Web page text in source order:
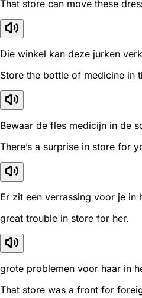
That store can move these
Die winkel kan deze jurken
Store the bottle of medicine in
Bewaar de fles medicijn in de
There’s a surprise in store for
Er zit een verrassing voor je in
great trouble in store for her.
grote problemen voor haar in
That store was a front for